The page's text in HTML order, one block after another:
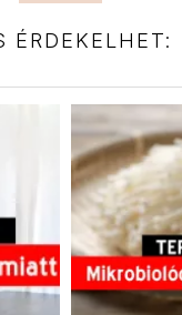
ÉRDEKELHET: